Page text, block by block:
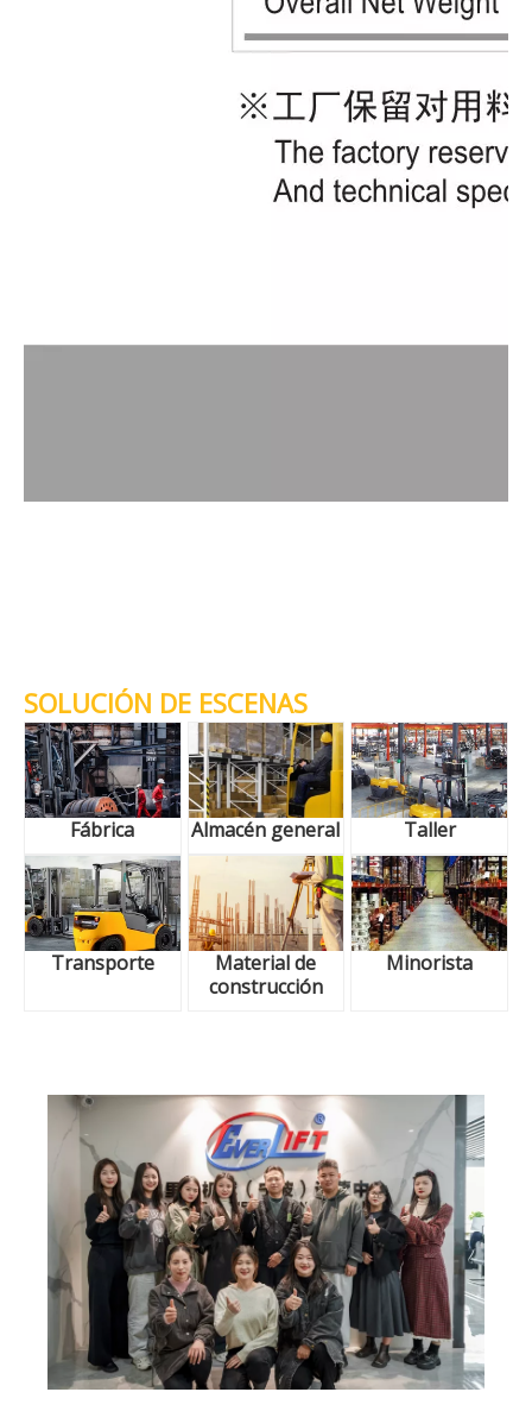
SOLUCIÓN DE ESCENAS
Fábrica Almacén general Taller
Transporte
Material de
construcción
Minorista